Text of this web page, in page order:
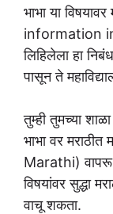
भाभा या
information in
लिहिलेला हा
पासून ते
तुम्ही तुमच्या
भाभा वर
Marathi) वापरू
विषयांवर सुद्धा
वाचू शकता.